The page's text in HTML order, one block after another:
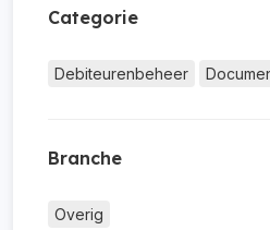
Categorie
Debiteurenbeheer
Branche
Overig